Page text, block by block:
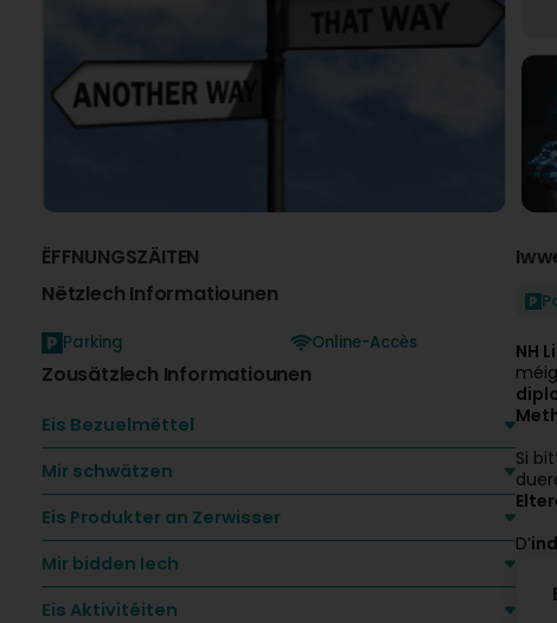
ËFFNUNGSZÄITEN
Nëtzlech Informatiounen
Parking Online-Accès
Zousätzlech Informatiounen
Eis Bezuelmëttel
Mir schwätzen
Eis Produkter an Zerwisser
Mir bidden Iech
Eis Aktivitéiten
NH
Si
D’